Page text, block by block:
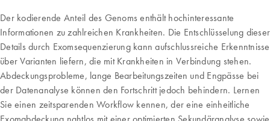
Der kodierende Anteil des Genoms enthält hochinteressante
Informationen zu zahlreichen Krankheiten. Die Entschlüsselung dieser
Details durch Exomsequenzierung kann aufschlussreiche Erkenntnisse
über Varianten liefern, die mit Krankheiten in Verbindung stehen.
Abdeckungsprobleme, lange Bearbeitungszeiten und Engpässe bei
der Datenanalyse können den Fortschritt jedoch behindern. Lernen
Sie einen zeitsparenden Workflow kennen, der eine einheitliche
Exomabdeckung nahtlos mit einer optimierten Sekundäranalyse sowie